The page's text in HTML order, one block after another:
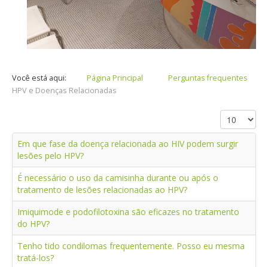
Você está aqui: Página Principal
Perguntas frequentes
HPV e Doenças Relacionadas
Em que fase da doença relacionada ao HIV podem surgir
lesões pelo HPV?
É necessário o uso da camisinha durante ou após o
tratamento de lesões relacionadas ao HPV?
Imiquimode e podofilotoxina são eficazes no tratamento
do HPV?
Tenho tido condilomas frequentemente. Posso eu mesma
tratá-los?